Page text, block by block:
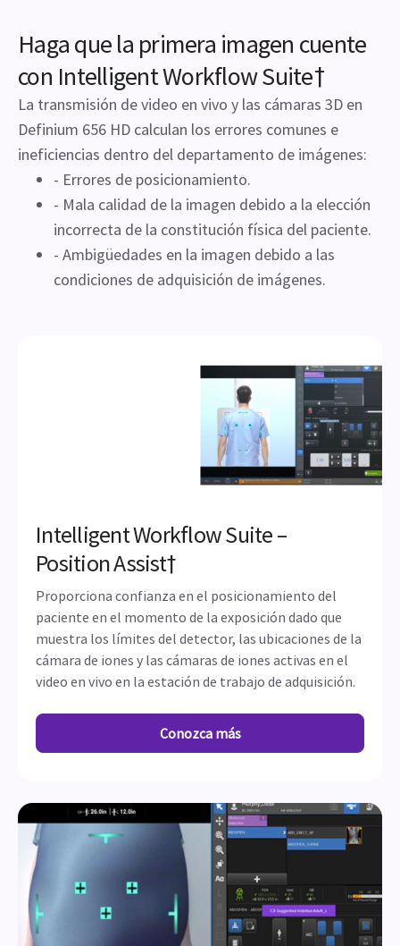
Haga que la primera imagen cuente
con Intelligent Workflow Suite†
La transmisión de video en vivo y las cámaras 3D en
Definium 656 HD calculan los errores comunes e
ineficiencias dentro del departamento de imágenes:
- Errores de posicionamiento.
- Mala calidad de la imagen debido a la elección
incorrecta de la constitución física del paciente.
- Ambigüedades en la imagen debido a las
condiciones de adquisición de imágenes.
Intelligent Workflow Suite –
Position Assist†
Proporciona confianza en el posicionamiento del
paciente en el momento de la exposición dado que
muestra los límites del detector, las ubicaciones de la
cámara de iones y las cámaras de iones activas en el
video en vivo en la estación de trabajo de adquisición.
Conozca más